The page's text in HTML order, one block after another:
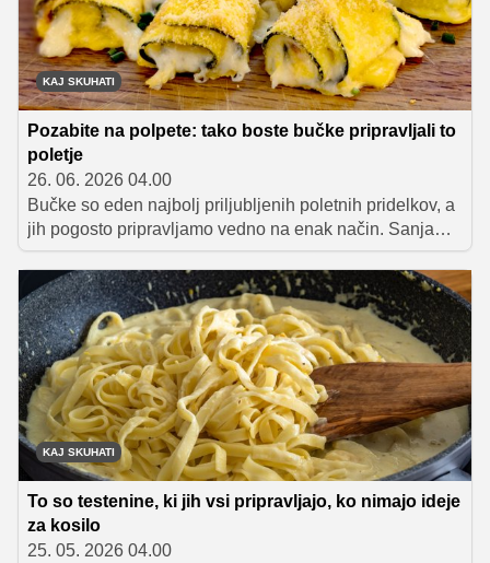
KAJ SKUHATI
Pozabite na polpete: tako boste bučke pripravljali to
poletje
26. 06. 2026 04.00
Bučke so eden najbolj priljubljenih poletnih pridelkov, a
jih pogosto pripravljamo vedno na enak način. Sanja
Sirk predlaga okusno alternativo: pečene bučkine rolice
s sirom in pršutom, ki so hitro pripravljene, privlačnega
videza in polnega okusa.
KAJ SKUHATI
To so testenine, ki jih vsi pripravljajo, ko nimajo ideje
za kosilo
25. 05. 2026 04.00